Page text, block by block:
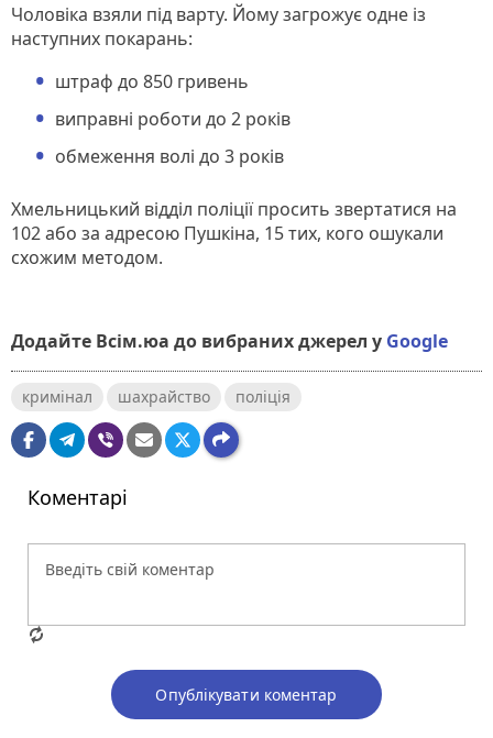
Чоловіка взяли під варту. Йому загрожує одне із
наступних покарань:
штраф до 850 гривень
виправні роботи до 2 років
обмеження волі до 3 років
Хмельницький відділ поліції просить звертатися на
102 або за адресою Пушкіна, 15 тих, кого ошукали
схожим методом.
Додайте Всім.юа до вибраних джерел у Google
кримінал шахрайство поліція
Коментарі
Опублікувати коментар